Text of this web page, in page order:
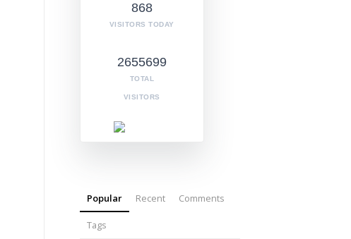
868
VISITORS TODAY
2655699
TOTAL
VISITORS
Popular Recent Comments
Tags